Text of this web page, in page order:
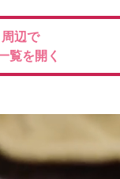
周辺で
覧を開く